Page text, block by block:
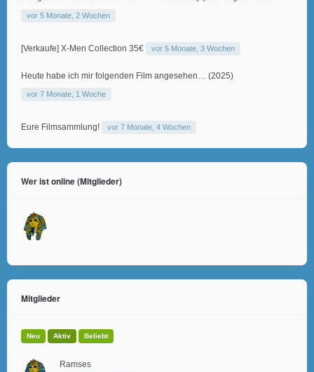
vor 5 Monate, 2 Wochen
[Verkaufe] X-Men Collection 35€ vor 5 Monate, 3 Wochen
Heute habe ich mir folgenden Film angesehen… (2025)
vor 7 Monate, 1 Woche
Eure Filmsammlung! vor 7 Monate, 4 Wochen
Wer ist online (Mitglieder)
Mitglieder
Neu Aktiv Beliebt
Ramses